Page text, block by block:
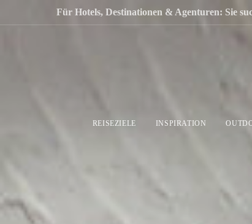
Für Hotels, Destinationen & Agenturen: Sie
REISEZIELE INSPIRATION